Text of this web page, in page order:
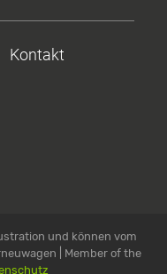
Kontakt
und können vom
| Member of the